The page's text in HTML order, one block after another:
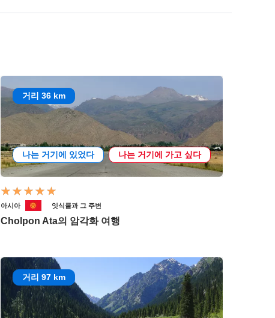
거리 36 km
나는 거기에 있었다 나는 거기에 가고 싶다
아시아 잇식쿨과 그 주변
Cholpon Ata의 암각화 여행
거리 97 km